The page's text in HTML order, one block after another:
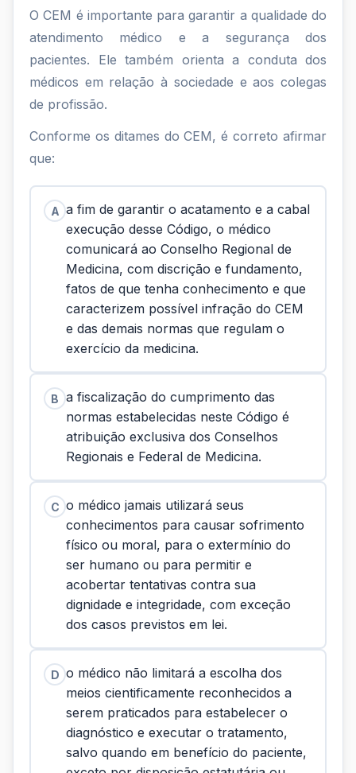
O CEM é importante para garantir a qualidade do
atendimento médico e a segurança dos
pacientes. Ele também orienta a conduta dos
médicos em relação à sociedade e aos colegas
de profissão.
Conforme os ditames do CEM, é correto afirmar
que:
A a fim de garantir o acatamento e a cabal
execução desse Código, o médico
comunicará ao Conselho Regional de
Medicina, com discrição e fundamento,
fatos de que tenha conhecimento e que
caracterizem possível infração do CEM
e das demais normas que regulam o
exercício da medicina.
B a fiscalização do cumprimento das
normas estabelecidas neste Código é
atribuição exclusiva dos Conselhos
Regionais e Federal de Medicina.
C o médico jamais utilizará seus
conhecimentos para causar sofrimento
físico ou moral, para o extermínio do
ser humano ou para permitir e
acobertar tentativas contra sua
dignidade e integridade, com exceção
dos casos previstos em lei.
D o médico não limitará a escolha dos
meios cientificamente reconhecidos a
serem praticados para estabelecer o
diagnóstico e executar o tratamento,
salvo quando em benefício do paciente,